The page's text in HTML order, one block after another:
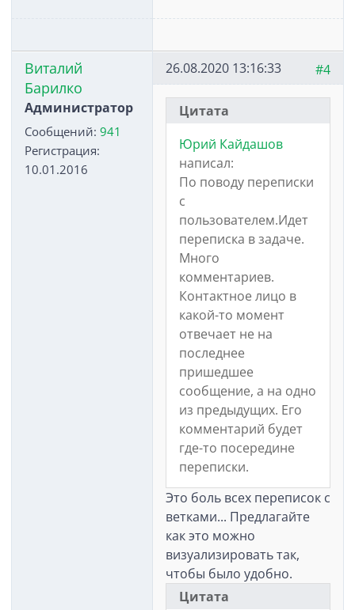
Виталий
Барилко
Администратор
Сообщений: 941
Регистрация:
10.01.2016
#4
26.08.2020 13:16:33
Цитата
Юрий Кайдашов
написал:
По поводу переписки
с
пользователем.Идет
переписка в задаче.
Много
комментариев.
Контактное лицо в
какой-то момент
отвечает не на
последнее
пришедшее
сообщение, а на одно
из предыдущих. Его
комментарий будет
где-то посередине
переписки.
Это боль всех переписок с
ветками... Предлагайте
как это можно
визуализировать так,
чтобы было удобно.
Цитата